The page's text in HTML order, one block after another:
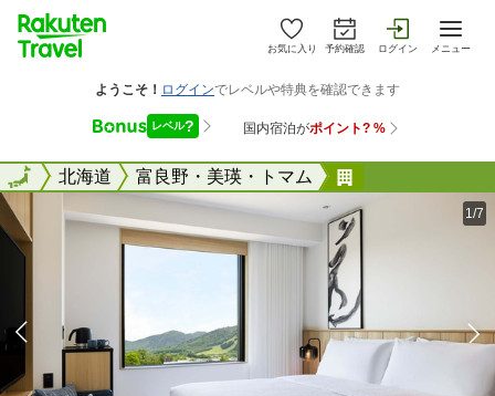
お気に入り 予約確認 ログイン メニュー
全国北海道 富良野・美瑛・トマム
全国
1/7